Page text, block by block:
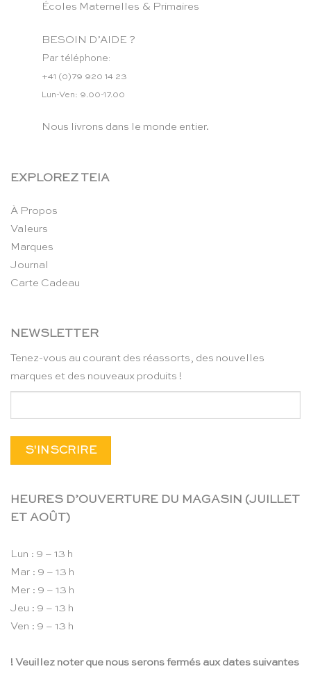
Écoles Maternelles & Primaires
BESOIN D’AIDE ?
Par téléphone:
+41 (0)79 920 14 23
Lun-Ven: 9.00-17.00
Nous livrons dans le monde entier.
EXPLOREZ TEIA
À Propos
Valeurs
Marques
Journal
Carte Cadeau
NEWSLETTER
Tenez-vous au courant des réassorts, des nouvelles
marques et des nouveaux produits !
HEURES D’OUVERTURE DU MAGASIN (JUILLET
ET AOÛT)
Lun : 9 – 13 h
Mar : 9 – 13 h
Mer : 9 – 13 h
Jeu : 9 – 13 h
Ven : 9 – 13 h
! Veuillez noter que nous serons fermés aux dates suivantes